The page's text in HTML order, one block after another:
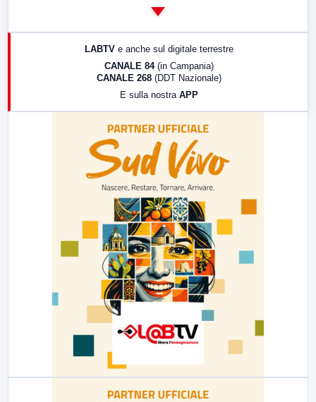
LABTV e anche sul digitale terrestre
CANALE 84 (in Campania)
CANALE 268 (DDT Nazionale)
E sulla nostra APP